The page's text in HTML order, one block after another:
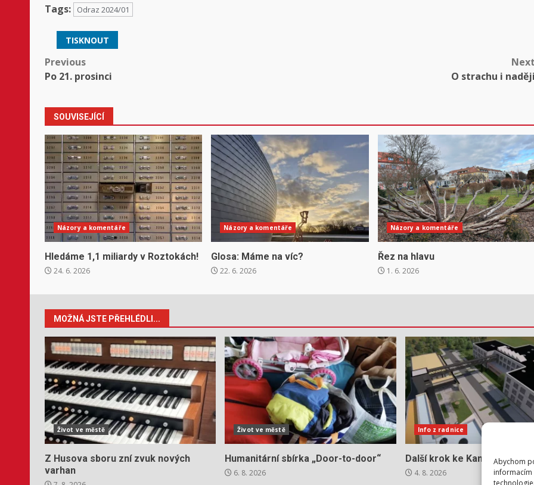
Abychom
informacím
Tags:
Odraz 2024/01
TISKNOUT
Post
navigation
Previous
Po 21. prosinci
O strachu i
SOUVISEJÍCÍ
Názory a komentáře
Hledáme 1,1 miliardy v Roztokách!
24. 6. 2026
Názory a komentáře
Glosa: Máme na víc?
22. 6. 2026
Názory a komentáře
Řez na hlavu
1. 6. 2026
MOŽNÁ JSTE PŘEHLÉDLI...
Život ve městě
Z Husova sboru zní zvuk nových
varhan
Život ve městě
Humanitární sbírka „Door-to-door“
6. 8. 2026
Info z radnice
Další krok ke Kampusu
4. 8. 2026